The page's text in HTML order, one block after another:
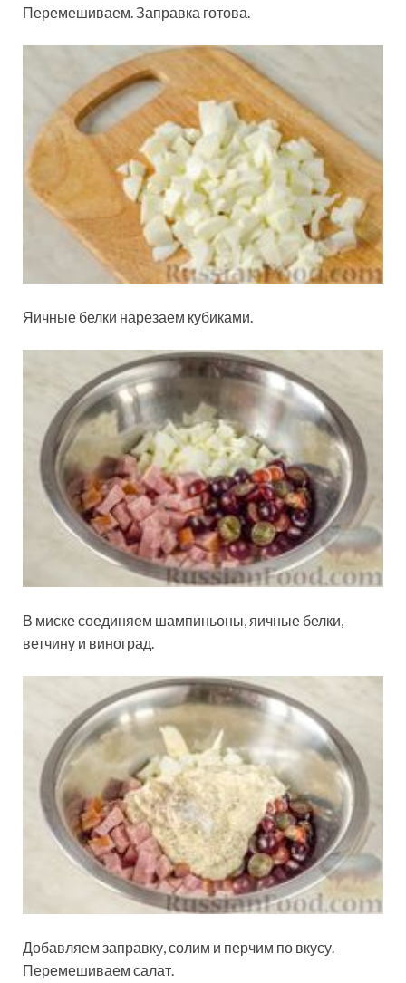
Перемешиваем. Заправка готова.
Яичные белки нарезаем кубиками.
В миске соединяем шампиньоны, яичные белки,
ветчину и виноград.
Добавляем заправку, солим и перчим по вкусу.
Перемешиваем салат.